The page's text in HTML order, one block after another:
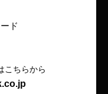
ド
こちらから